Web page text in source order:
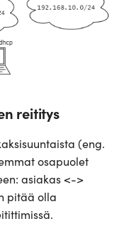
reititys
(eng.
osapuolet
asiakas <->
pitää olla